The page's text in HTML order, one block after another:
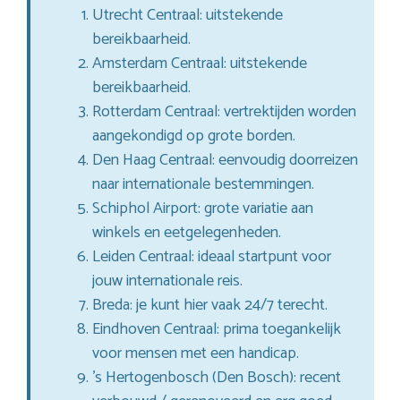
Utrecht Centraal: uitstekende
bereikbaarheid.
Amsterdam Centraal: uitstekende
bereikbaarheid.
Rotterdam Centraal: vertrektijden worden
aangekondigd op grote borden.
Den Haag Centraal: eenvoudig doorreizen
naar internationale bestemmingen.
Schiphol Airport: grote variatie aan
winkels en eetgelegenheden.
Leiden Centraal: ideaal startpunt voor
jouw internationale reis.
Breda: je kunt hier vaak 24/7 terecht.
Eindhoven Centraal: prima toegankelijk
voor mensen met een handicap.
’s Hertogenbosch (Den Bosch): recent